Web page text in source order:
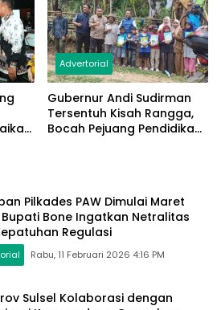
Advertorial
Gubernur Andi Sudirman
Tersentuh Kisah Rangga,
Bocah Pejuang Pendidikan
Pilkades PAW Dimulai Maret
Bupati Bone Ingatkan Netralitas
Regulasi
Rabu, 11 Februari 2026 4:16 PM
Sulsel Kolaborasi dengan